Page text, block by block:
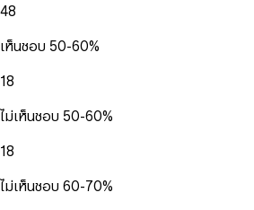
48
เห็นชอบ 50-60%
18
ไม่เห็นชอบ 50-60%
18
ไม่เห็นชอบ 60-70%